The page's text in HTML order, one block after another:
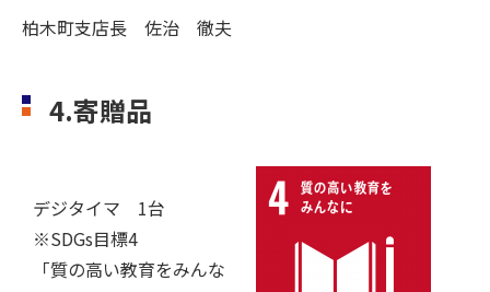
柏木町支店長 佐治 徹夫
4.寄贈品
デジタイマ 1台
※SDGs目標4
「質の高い教育をみんな